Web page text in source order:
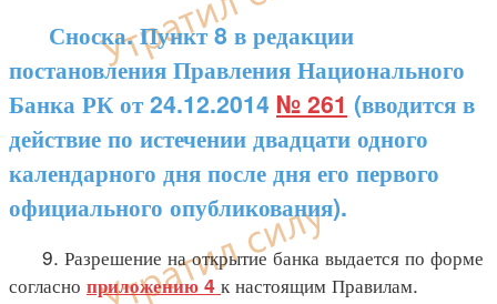
Сноска. Пункт 8 в редакции
постановления Правления Национального
Банка РК от 24.12.2014 № 261 (вводится в
действие по истечении двадцати одного
календарного дня после дня его первого
официального опубликования).
9. Разрешение на открытие банка выдается по форме
согласно приложению 4 к настоящим Правилам.